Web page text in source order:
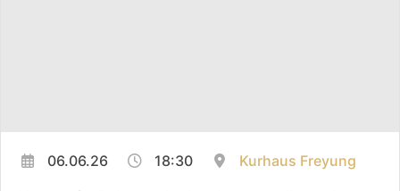
06.06.26 18:30
Kurhaus Freyung